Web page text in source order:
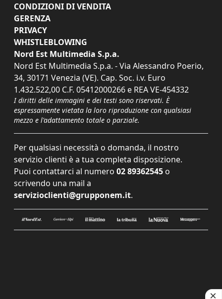
CONDIZIONI DI VENDITA
GERENZA
PRIVACY
WHISTLEBLOWING
Nord Est Multimedia S.p.a.
Nord Est Multimedia S.p.a. - Via Alessandro Poerio,
34, 30171 Venezia (VE). Cap. Soc. i.v. Euro
1.432.522,00 C.F. 05412000266 e REA VE-454332
I diritti delle immagini e dei testi sono riservati. È
espressamente vietata la loro riproduzione con qualsiasi
mezzo e l'adattamento totale o parziale.
Per qualsiasi necessità o domanda, il nostro
servizio clienti è a tua completa disposizione.
Puoi contattarci al numero 02 89362545 o
scrivendo una mail a
servizioclienti@grupponem.it.